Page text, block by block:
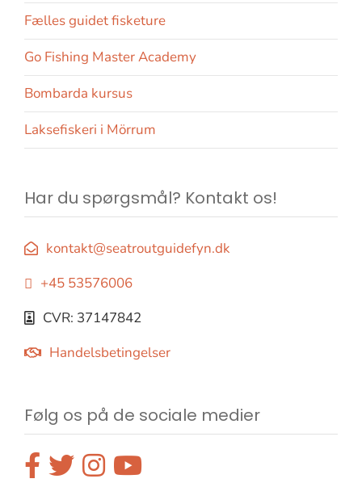
Fælles guidet fisketure
Go Fishing Master Academy
Bombarda kursus
Laksefiskeri i Mörrum
Har du spørgsmål? Kontakt os!
kontakt@seatroutguidefyn.dk
+45 53576006
CVR: 37147842
Handelsbetingelser
Følg os på de sociale medier